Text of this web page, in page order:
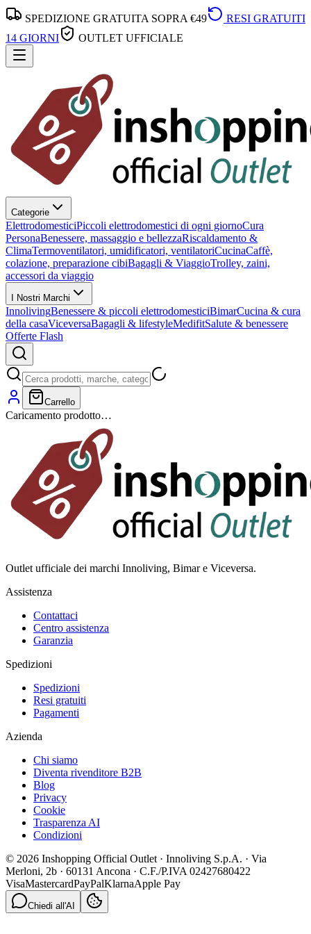
SPEDIZIONE GRATUITA SOPRA €49
RESI GRATUITI
14 GIORNI
OUTLET UFFICIALE
Categorie
ElettrodomesticiPiccoli elettrodomestici di ogni giornoCura
PersonaBenessere, massaggio e bellezzaRiscaldamento &
ClimaTermoventilatori, umidificatori, ventilatoriCucinaCaffè,
colazione, preparazione cibiBagagli & ViaggioTrolley, zaini,
accessori da viaggio
I Nostri Marchi
InnolivingBenessere & piccoli elettrodomesticiBimarCucina & cura
della casaViceversaBagagli & lifestyleMedifitSalute & benessere
Offerte Flash
Carrello
Caricamento prodotto…
Outlet ufficiale dei marchi Innoliving, Bimar e Viceversa.
Assistenza
Contattaci
Centro assistenza
Garanzia
Spedizioni
Spedizioni
Resi gratuiti
Pagamenti
Azienda
Chi siamo
Diventa rivenditore B2B
Blog
Privacy
Cookie
Trasparenza AI
Condizioni
© 2026 Inshopping Official Outlet · Innoliving S.p.A. · Via
Merloni, 2b · 60131 Ancona · C.F./P.IVA 02427680422
VisaMastercardPayPalKlarnaApple Pay
Chiedi all'AI